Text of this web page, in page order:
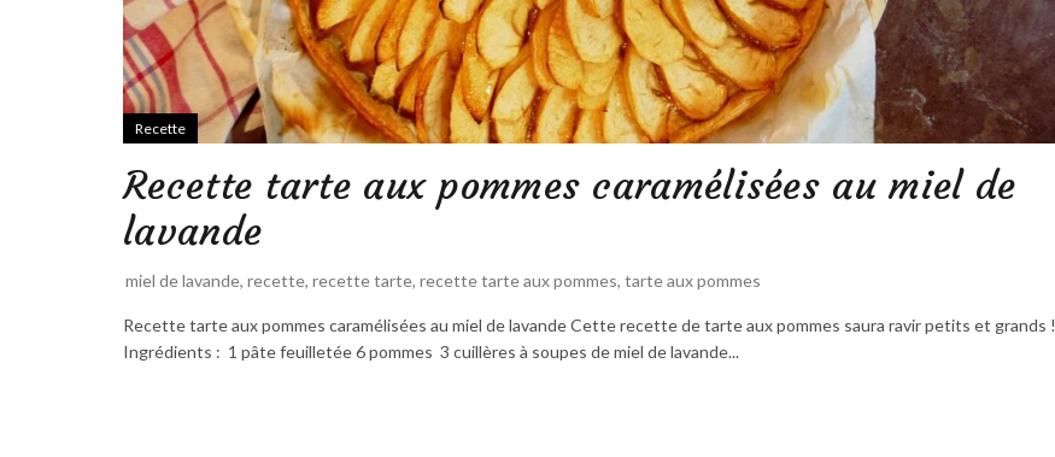
Recette
Recette tarte aux pommes caramélisées au miel de
lavande
miel de lavande, recette, recette tarte, recette tarte aux pommes, tarte aux pommes
Recette tarte aux pommes caramélisées au miel de lavande Cette recette de tarte aux pommes saura ravir petits et grands !
Ingrédients : 1 pâte feuilletée 6 pommes 3 cuillères à soupes de miel de lavande...